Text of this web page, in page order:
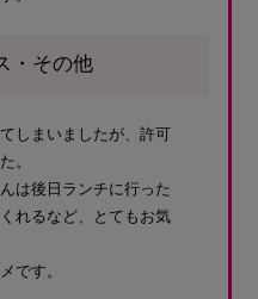
・その他
しまいましたが、許可
。
は後日ランチに行った
れるなど、とてもお気
です。